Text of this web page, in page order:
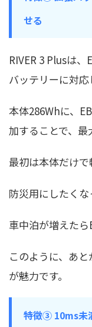
せる
RIVER 3 Plusは
バッテリーに対応
本体286Whに、
加することで、最
最初は本体だけで
防災用にしたくな
車中泊が増えたら
このように、あ
が魅力です。
特徴③ 10ms未